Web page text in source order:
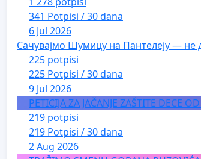
341 Potpisi / 30 dana
6 Jul 2026
Сачувајмо Шумицу на Пантелеју — не
225 potpisi
225 Potpisi / 30 dana
9 Jul 2026
PETICIJA ZA JAČANJE ZAŠTITE DECE
219 potpisi
219 Potpisi / 30 dana
2 Aug 2026